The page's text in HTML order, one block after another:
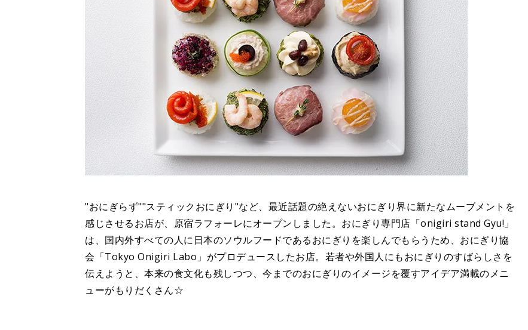
"おにぎらず""スティックおにぎり"など、最近話題の絶えないおにぎり界に新たなムーブメントを
感じさせるお店が、原宿ラフォーレにオープンしました。おにぎり専門店「onigiri stand Gyu!」
は、国内外すべての人に日本のソウルフードであるおにぎりを楽しんでもらうため、おにぎり協
会「Tokyo Onigiri Labo」がプロデュースしたお店。若者や外国人にもおにぎりのすばらしさを
伝えようと、本来の食文化も残しつつ、今までのおにぎりのイメージを覆すアイデア満載のメニ
ューがもりだくさん☆